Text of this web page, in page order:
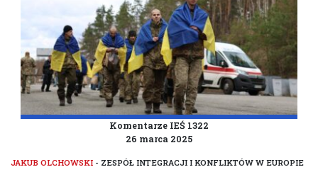
Komentarze IEŚ 1322
26 marca 2025
JAKUB OLCHOWSKI - ZESPÓŁ INTEGRACJI I KONFLIKTÓW W EUROPIE